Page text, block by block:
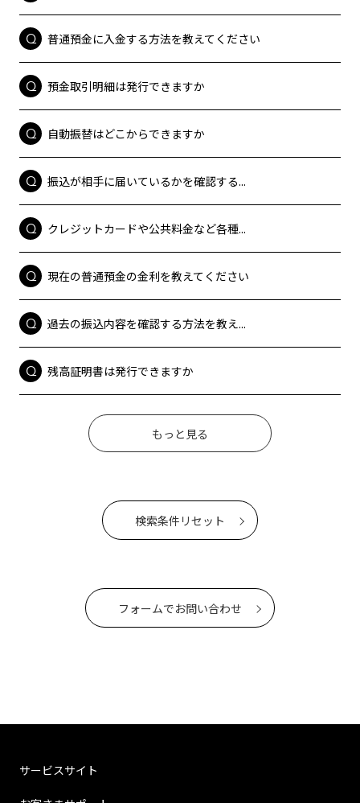
普通預金に入金する方法を教えてください
預金取引明細は発行できますか
自動振替はどこからできますか
振込が相手に届いているかを確認する...
クレジットカードや公共料金など各種...
現在の普通預金の金利を教えてください
過去の振込内容を確認する方法を教え...
残高証明書は発行できますか
もっと見る
検索条件リセット
フォームでお問い合わせ
サービスサイト